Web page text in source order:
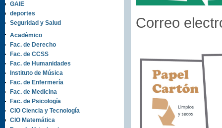
GAIE
deportes
Seguridad y Salud
Académico
Fac. de Derecho
Fac. de CCSS
Fac. de Humanidades
Instituto de Música
Fac. de Enfermería
Fac. de Medicina
Fac. de Psicología
CIO Ciencia y Tecnología
CIO Matemática
Correo